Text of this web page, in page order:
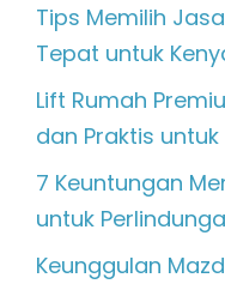
Tips Memilih
Tepat untuk
Lift Rumah
dan Praktis
7 Keuntungan
untuk
Keunggulan